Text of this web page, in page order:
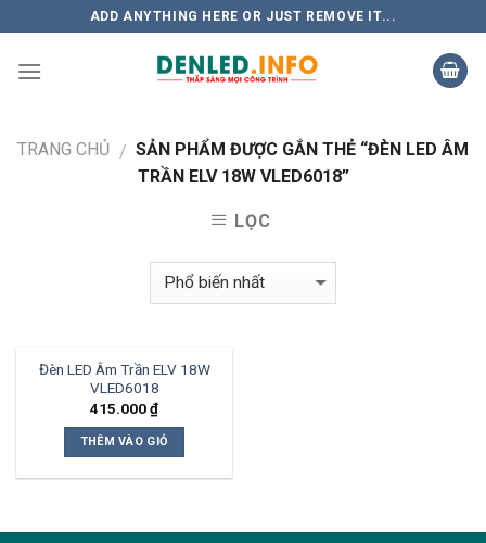
to
content
ADD ANYTHING HERE OR JUST REMOVE IT...
TRANG CHỦ / SẢN PHẨM ĐƯỢC GẮN THẺ “ĐÈN LED ÂM
TRẦN ELV 18W VLED6018”
LỌC
Đèn LED Âm Trần ELV 18W
VLED6018
415.000₫
THÊM VÀO GIỎ